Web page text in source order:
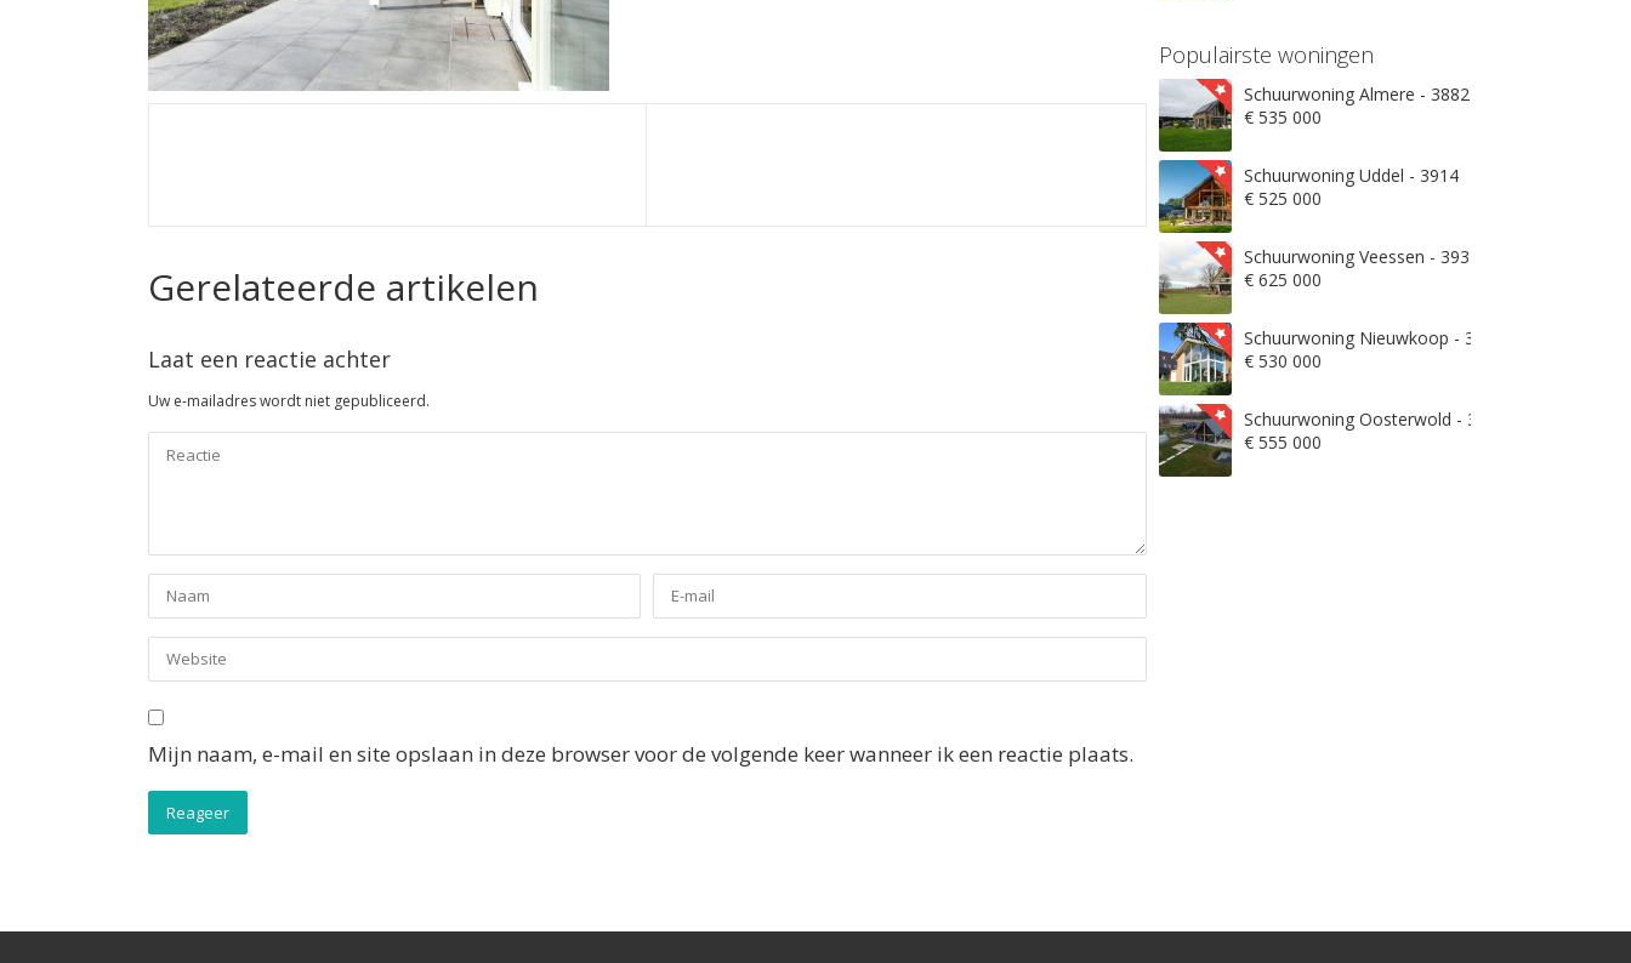
Gerelateerde artikelen
Laat een reactie achter
Uw e-mailadres wordt niet gepubliceerd.
Mijn naam, e-mail en site opslaan in deze browser voor de volgende keer wanneer ik een reactie plaats.
Populairste woningen
Schuurwoning Almere - 3882
€ 535 000
Schuurwoning Uddel - 3914
€ 525 000
Schuurwoning Veessen - 3932
€ 625 000
Schuurwoning Nieuwkoop - 3871
€ 530 000
Schuurwoning Oosterwold - 3906
€ 555 000